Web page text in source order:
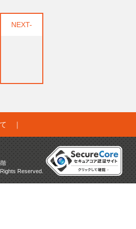
NEXT-
｜
Reserved.